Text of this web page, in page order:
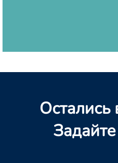
Остались